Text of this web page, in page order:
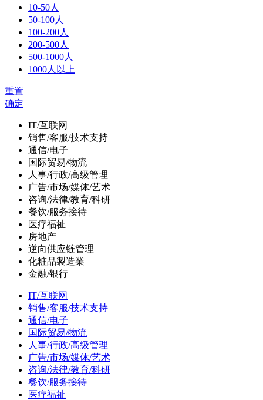
10-50人
50-100人
100-200人
200-500人
500-1000人
1000人以上
重置
确定
IT/互联网
销售/客服/技术支持
通信/电子
国际贸易/物流
人事/行政/高级管理
广告/市场/媒体/艺术
咨询/法律/教育/科研
餐饮/服务接待
医疗福祉
房地产
逆向供应链管理
化粧品製造業
金融/银行
IT/互联网
销售/客服/技术支持
通信/电子
国际贸易/物流
人事/行政/高级管理
广告/市场/媒体/艺术
咨询/法律/教育/科研
餐饮/服务接待
医疗福祉